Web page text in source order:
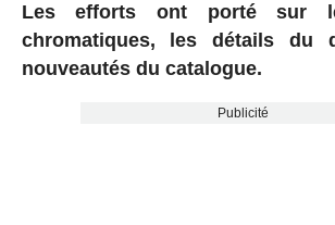
Les efforts ont porté sur
chromatiques, les détails du
nouveautés du catalogue.
Publicité